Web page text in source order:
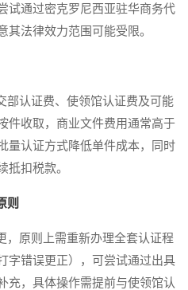
试通过密克罗尼西亚驻华商务代
其法律效力范围可能受限。
认证费、使领馆认证费及可能
件收取，商业文件费用通常高于
量认证方式降低单件成本，同时
抵扣税款。
则
原则上需重新办理全套认证程
字错误更正），可尝试通过出具
充，具体操作需提前与使领馆认